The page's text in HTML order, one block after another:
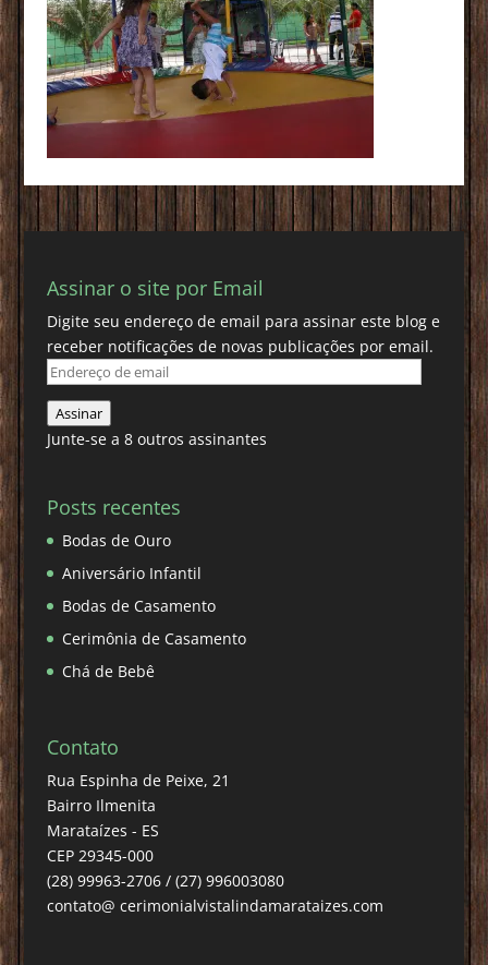
Assinar o site por Email
Digite seu endereço de email para assinar este blog e
receber notificações de novas publicações por email.
Endereço
de
email
Assinar
Junte-se a 8 outros assinantes
Posts recentes
Bodas de Ouro
Aniversário Infantil
Bodas de Casamento
Cerimônia de Casamento
Chá de Bebê
Contato
Rua Espinha de Peixe, 21
Bairro Ilmenita
Marataízes - ES
CEP 29345-000
(28) 99963-2706 / (27) 996003080
contato@ cerimonialvistalindamarataizes.com